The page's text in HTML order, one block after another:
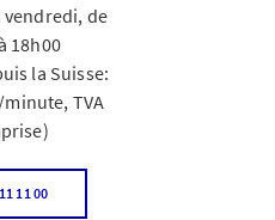
vendredi, de
18h00
la Suisse:
TVA
11 00